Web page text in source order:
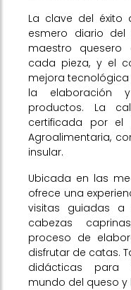
La clave del éxito
esmero diario del
maestro quesero
cada pieza, y el
mejora tecnológica
la elaboración
productos. La
certificada por el
Agroalimentaria,
insular.
Ubicada en las
ofrece una
visitas guiadas
cabezas
proceso de
disfrutar de catas.
didácticas para
mundo del queso y